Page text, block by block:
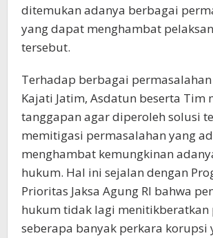
ditemukan adanya berbagai
yang dapat menghambat
tersebut.
Terhadap berbagai
Kajati Jatim, Asdatun beserta Tim
tanggapan agar diperoleh solusi
memitigasi permasalahan yang
menghambat kemungkinan
hukum. Hal ini sejalan dengan
Prioritas Jaksa Agung RI bahwa
hukum tidak lagi menitikberatkan
seberapa banyak perkara korupsi